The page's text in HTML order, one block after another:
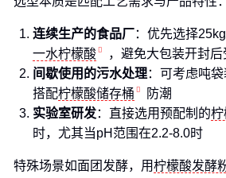
连续生产的食品厂：优先选择
一水柠檬酸
，避免大包装开封
间歇使用的污水处理：可考虑吨
搭配柠檬酸储存桶
防潮
实验室研发：直接选用预配制的柠
时，尤其当pH范围在2.2-8.0时
特殊场景如面团发酵，用柠檬酸发酵